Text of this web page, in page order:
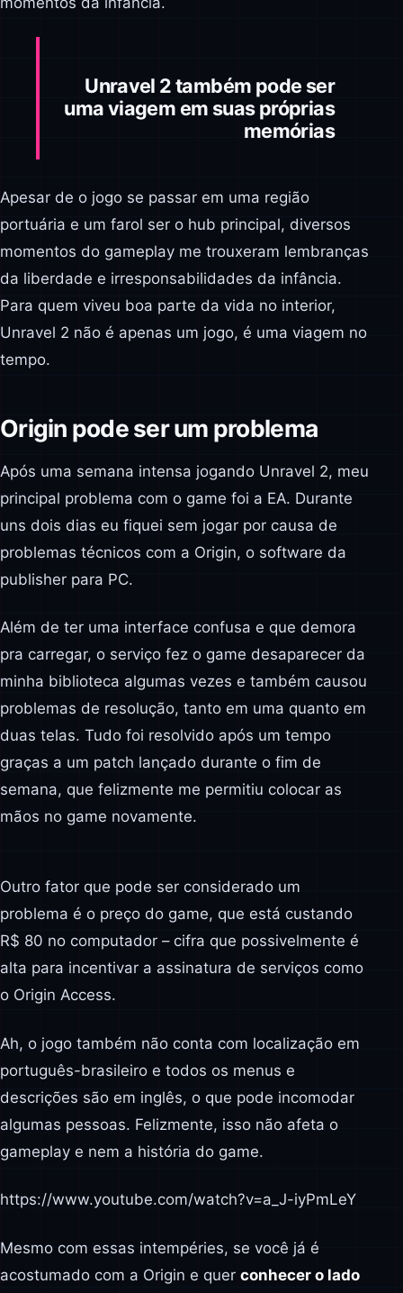
Unravel 2 também pode ser
uma viagem em suas próprias
memórias
Apesar de o jogo se passar em uma região
portuária e um farol ser o hub principal, diversos
momentos do gameplay me trouxeram lembranças
da liberdade e irresponsabilidades da infância.
Para quem viveu boa parte da vida no interior,
Unravel 2 não é apenas um jogo, é uma viagem no
tempo.
Origin pode ser um problema
Após uma semana intensa jogando Unravel 2, meu
principal problema com o game foi a EA. Durante
uns dois dias eu fiquei sem jogar por causa de
problemas técnicos com a Origin, o software da
publisher para PC.
Além de ter uma interface confusa e que demora
pra carregar, o serviço fez o game desaparecer da
minha biblioteca algumas vezes e também causou
problemas de resolução, tanto em uma quanto em
duas telas. Tudo foi resolvido após um tempo
graças a um patch lançado durante o fim de
semana, que felizmente me permitiu colocar as
mãos no game novamente.
Outro fator que pode ser considerado um
problema é o preço do game, que está custando
R$ 80 no computador – cifra que possivelmente é
alta para incentivar a assinatura de serviços como
o Origin Access.
Ah, o jogo também não conta com localização em
português-brasileiro e todos os menus e
descrições são em inglês, o que pode incomodar
algumas pessoas. Felizmente, isso não afeta o
gameplay e nem a história do game.
https://www.youtube.com/watch?v=a_J-iyPmLeY
Mesmo com essas intempéries, se você já é
acostumado com a Origin e quer conhecer o lado